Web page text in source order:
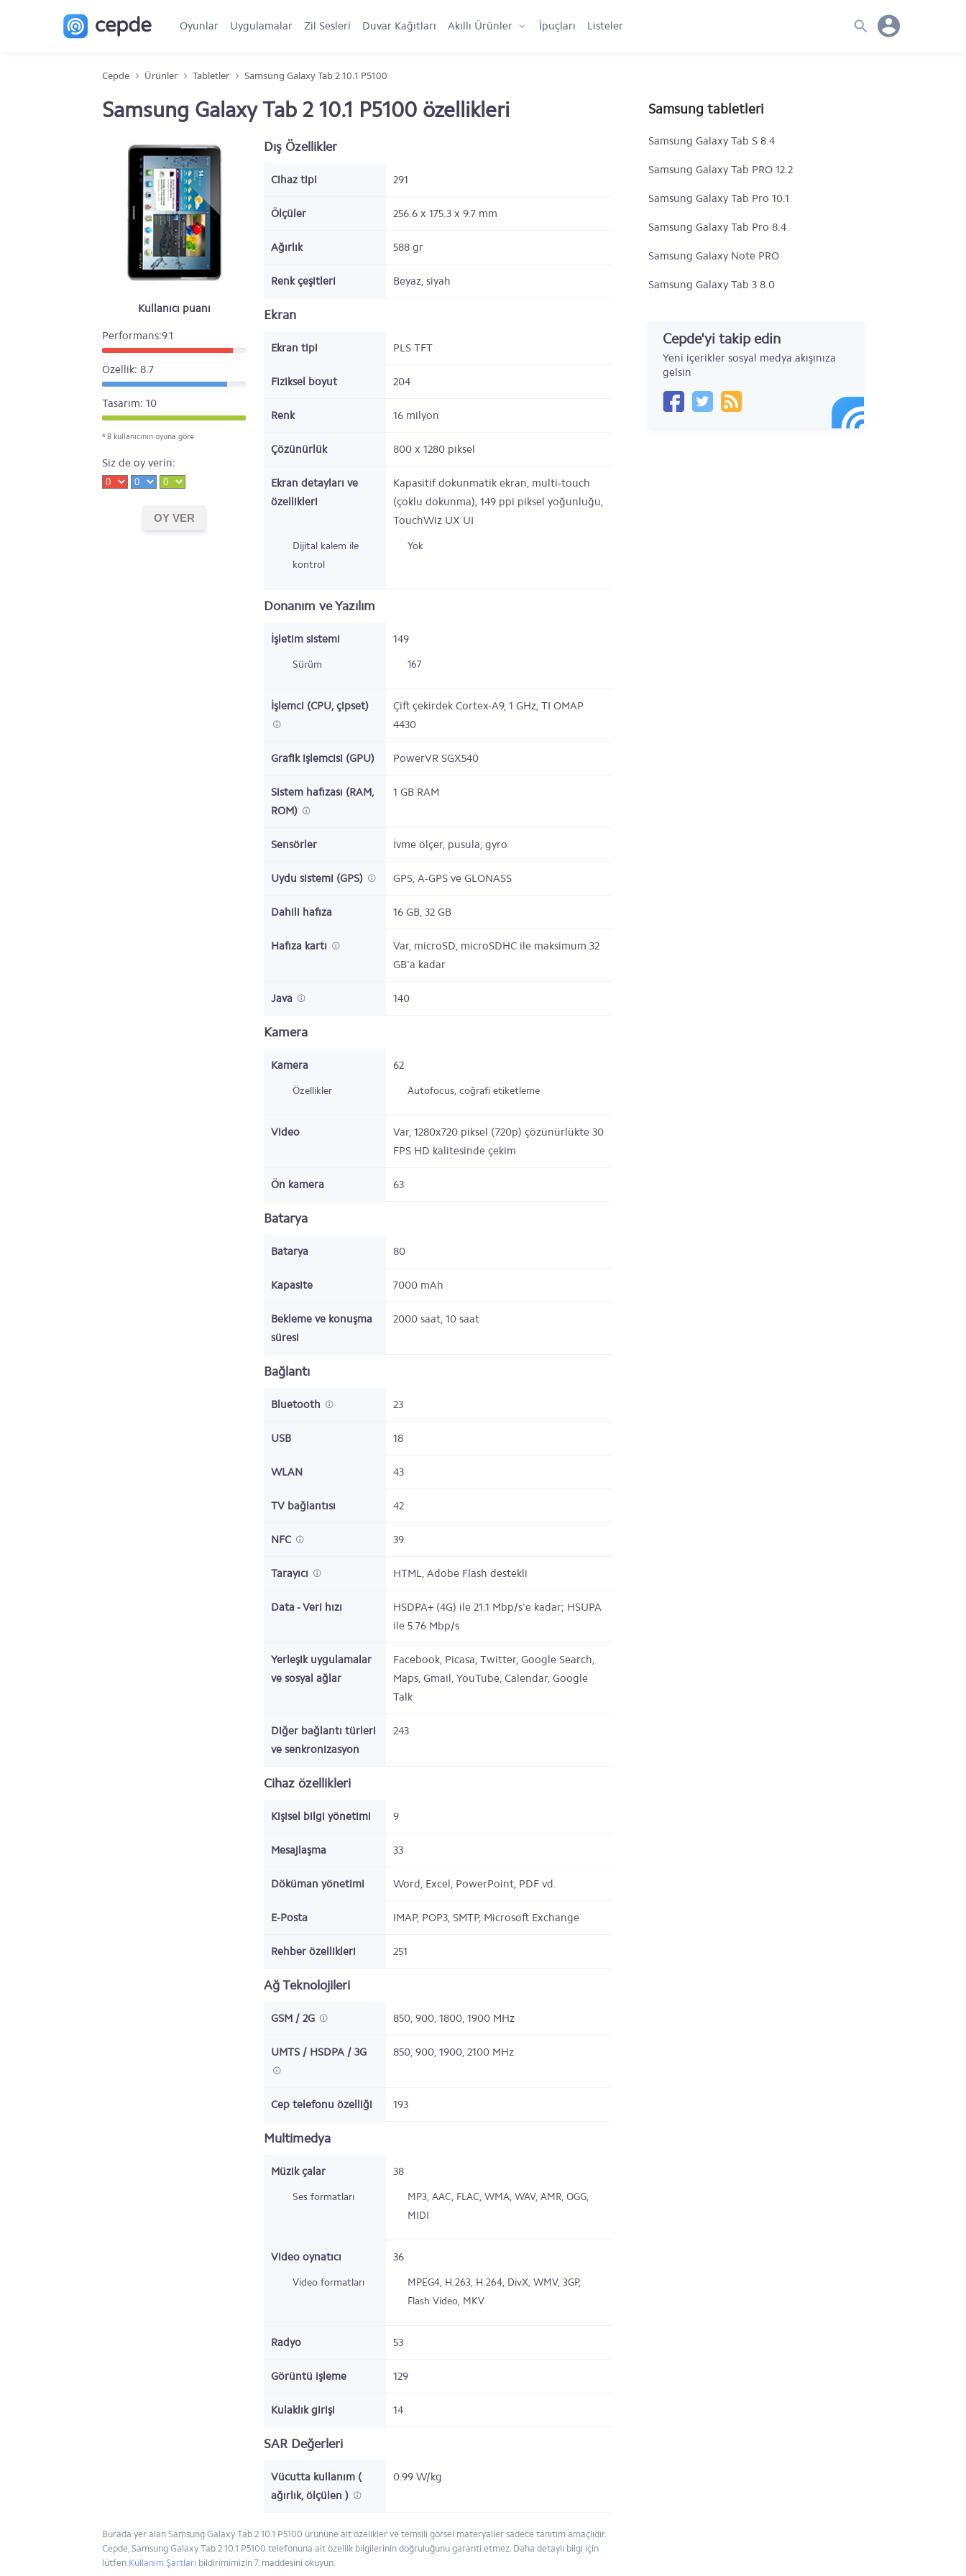
Oyunlar Uygulamalar Zil Sesleri Duvar Kağıtları Akıllı Ürünler İpuçları Listeler
Cepde Ürünler Tabletler Samsung Galaxy Tab 2 10.1 P5100
Samsung Galaxy Tab 2 10.1 P5100 özellikleri
Kullanıcı puanı
Performans:9.1
Özellik: 8.7
Tasarım: 10
* 8 kullanıcının oyuna göre
Siz de oy verin:
Dış Özellikler
Cihaz tipi 291
Ölçüler 256.6 x 175.3 x 9.7 mm
Ağırlık 588 gr
Renk çeşitleri Beyaz, siyah
Ekran
Ekran tipi PLS TFT
Fiziksel boyut 204
Renk 16 milyon
Çözünürlük 800 x 1280 piksel
Ekran detayları ve
özellikleri
Kapasitif dokunmatik ekran, multi-touch
(çoklu dokunma), 149 ppi piksel yoğunluğu,
TouchWiz UX UI
Dijital kalem ile
kontrol
Yok
Donanım ve Yazılım
İşletim sistemi 149
Sürüm 167
İşlemci (CPU, çipset)
Çift çekirdek Cortex-A9, 1 GHz, TI OMAP
4430
Grafik işlemcisi (GPU) PowerVR SGX540
Sistem hafızası (RAM,
ROM)
1 GB RAM
Sensörler İvme ölçer, pusula, gyro
Uydu sistemi (GPS) GPS, A-GPS ve GLONASS
Dahili hafıza 16 GB, 32 GB
Hafıza kartı
Var, microSD, microSDHC ile maksimum 32
GB'a kadar
Java 140
Kamera
Kamera 62
Özellikler Autofocus, coğrafi etiketleme
Video
Var, 1280x720 piksel (720p) çözünürlükte 30
FPS HD kalitesinde çekim
Ön kamera 63
Batarya
Batarya 80
Kapasite 7000 mAh
Bekleme ve konuşma
süresi
2000 saat, 10 saat
Bağlantı
Bluetooth 23
USB 18
WLAN 43
TV bağlantısı 42
NFC 39
Tarayıcı HTML, Adobe Flash destekli
Data - Veri hızı
HSDPA+ (4G) ile 21.1 Mbp/s'e kadar; HSUPA
ile 5.76 Mbp/s
Yerleşik uygulamalar
ve sosyal ağlar
Facebook, Picasa, Twitter, Google Search,
Maps, Gmail, YouTube, Calendar, Google
Talk
Diğer bağlantı türleri
ve senkronizasyon
243
Cihaz özellikleri
Kişisel bilgi yönetimi 9
Mesajlaşma 33
Döküman yönetimi Word, Excel, PowerPoint, PDF vd.
E-Posta IMAP, POP3, SMTP, Microsoft Exchange
Rehber özellikleri 251
Ağ Teknolojileri
GSM / 2G 850, 900, 1800, 1900 MHz
UMTS / HSDPA / 3G 850, 900, 1900, 2100 MHz
Cep telefonu özelliği 193
Multimedya
Müzik çalar 38
Ses formatları
MP3, AAC, FLAC, WMA, WAV, AMR, OGG,
MIDI
Video oynatıcı 36
Video formatları
MPEG4, H.263, H.264, DivX, WMV, 3GP,
Flash Video, MKV
Radyo 53
Görüntü işleme 129
Kulaklık girişi 14
SAR Değerleri
Vücutta kullanım (
ağırlık, ölçülen )
0.99 W/kg
Burada yer alan Samsung Galaxy Tab 2 10.1 P5100 ürününe ait özelikler ve temsili görsel materyaller sadece tanıtım amaçlıdır.
Cepde, Samsung Galaxy Tab 2 10.1 P5100 telefonuna ait özellik bilgilerinin doğruluğunu garanti etmez. Daha detaylı bilgi için
lütfen Kullanım Şartları bildirimimizin 7. maddesini okuyun.
Samsung tabletleri
Samsung Galaxy Tab S 8.4
Samsung Galaxy Tab PRO 12.2
Samsung Galaxy Tab Pro 10.1
Samsung Galaxy Tab Pro 8.4
Samsung Galaxy Note PRO
Samsung Galaxy Tab 3 8.0
Samsung Galaxy Tab 3 10.1 P5200
Samsung Galaxy Tab 3 10.1 P5210
Samsung GALAXY Note 10.1 (2014 versiyon)
Cepde'yi takip edin
Yeni içerikler sosyal medya akışınıza
gelsin